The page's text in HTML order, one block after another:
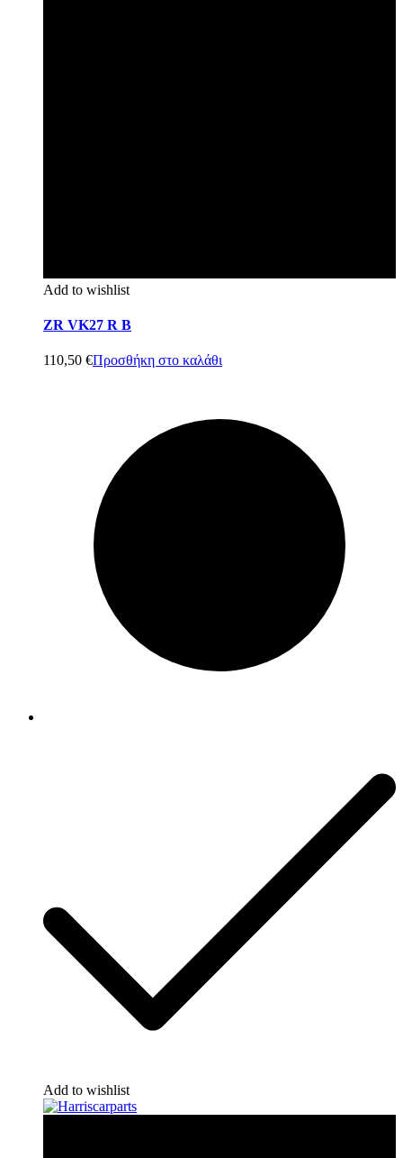
Add to wishlist
ZR VK27 R B
110,50 €Προσθήκη στο καλάθι
Add to wishlist